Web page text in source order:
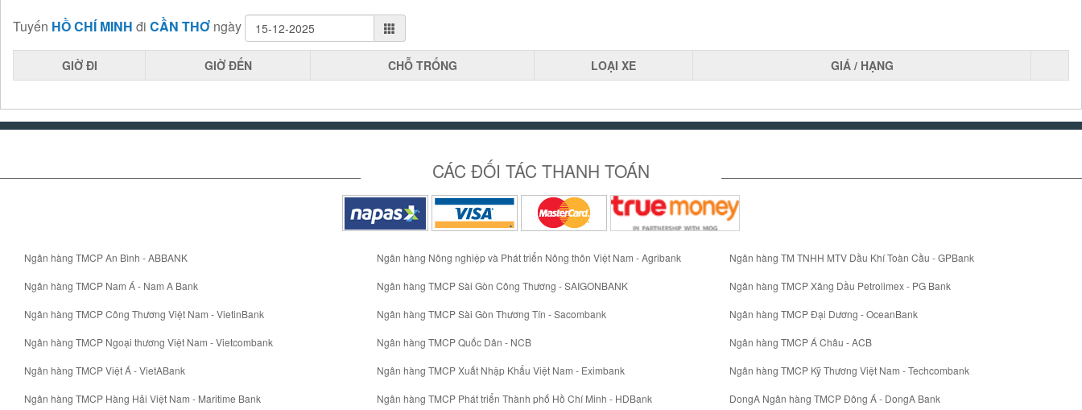
Tuyến HỒ CHÍ MINH đi CẦN THƠ ngày
GIỜ ĐI GIỜ ĐẾN CHỖ TRỐNG LOẠI XE GIÁ / HẠNG
CÁC ĐỐI TÁC THANH TOÁN
Ngân hàng TMCP An Bình - ABBANK
Ngân hàng TMCP Nam Á - Nam A Bank
Ngân hàng TMCP Công Thương Việt Nam - VietinBank
Ngân hàng TMCP Ngoại thương Việt Nam - Vietcombank
Ngân hàng TMCP Việt Á - VietABank
Ngân hàng TMCP Hàng Hải Việt Nam - Maritime Bank
Ngân hàng Nông nghiệp và Phát triển Nông thôn Việt Nam - Agribank
Ngân hàng TMCP Sài Gòn Công Thương - SAIGONBANK
Ngân hàng TMCP Sài Gòn Thương Tín - Sacombank
Ngân hàng TMCP Quốc Dân - NCB
Ngân hàng TMCP Xuất Nhập Khẩu Việt Nam - Eximbank
Ngân hàng TMCP Phát triển Thành phố Hồ Chí Minh - HDBank
Ngân hàng TM TNHH MTV Dầu Khí Toàn Cầu - GPBank
Ngân hàng TMCP Xăng Dầu Petrolimex - PG Bank
Ngân hàng TMCP Đại Dương - OceanBank
Ngân hàng TMCP Á Châu - ACB
Ngân hàng TMCP Kỹ Thương Việt Nam - Techcombank
DongA Ngân hàng TMCP Đông Á - DongA Bank